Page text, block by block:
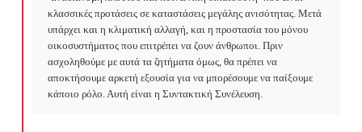
κλασσικές προτάσεις σε καταστάσεις μεγάλης ανισότητας. Μετά
υπάρχει και η κλιματική αλλαγή, και η προστασία του μόνου
οικοσυστήματος που επιτρέπει να ζουν άνθρωποι. Πριν
ασχοληθούμε με αυτά τα ζητήματα όμως, θα πρέπει να
αποκτήσουμε αρκετή εξουσία για να μπορέσουμε να παίξουμε
κάποιο ρόλο. Αυτή είναι η Συντακτική Συνέλευση.